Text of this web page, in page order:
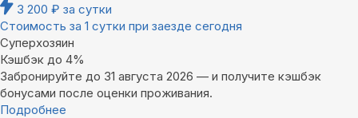
3 200 ₽ за сутки
Стоимость за 1 сутки при заезде сегодня
Суперхозяин
Кэшбэк до 4%
Забронируйте до 31 августа 2026 — и получите кэшбэк
бонусами после оценки проживания.
Подробнее